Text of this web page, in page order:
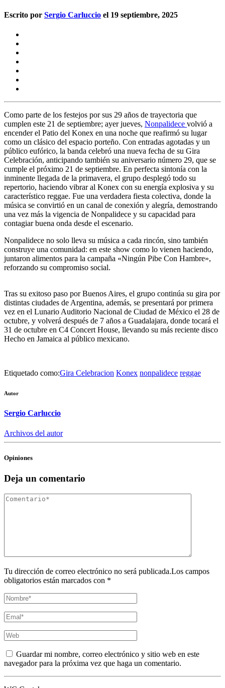
Escrito por Sergio Carluccio el 19 septiembre, 2025
Como parte de los festejos por sus 29 años de trayectoria que
cumplen este 21 de septiembre; ayer jueves, Nonpalidece volvió a
encender el Patio del Konex en una noche que reafirmó su lugar
como un clásico del espacio porteño. Con entradas agotadas y un
público eufórico, la banda celebró una nueva fecha de su Gira
Celebración, anticipando también su aniversario número 29, que se
cumple el próximo 21 de septiembre. En perfecta sintonía con la
inminente llegada de la primavera, el grupo desplegó todo su
repertorio, haciendo vibrar al Konex con su energía explosiva y su
característico reggae. Fue una verdadera fiesta colectiva, donde la
música se convirtió en un canal de conexión y alegría, demostrando
una vez más la vigencia de Nonpalidece y su capacidad para
contagiar buena onda desde el escenario.
Nonpalidece no solo lleva su música a cada rincón, sino también
construye una comunidad: en este show como lo vienen haciendo,
juntaron alimentos para la campaña «Ningún Pibe Con Hambre»,
reforzando su compromiso social.
Tras su exitoso paso por Buenos Aires, el grupo continúa su gira por
distintas ciudades de Argentina, además, se presentará porprimera
vez en el Lunario Auditorio Nacional de Ciudad de México el 28 de
octubre, y volverá después de 7 años a Guadalajara, donde tocará el
31 de octubre en C4 Concert House, llevando su más reciente disco
Hecho en Jamaica al público mexicano.
Etiquetado como:Gira Celebracion Konex nonpalidece reggae
Autor
Sergio Carluccio
Archivos del autor
Opiniones
Deja un comentario
Tu dirección de correo electrónico no será publicada.Los campos
obligatorios están marcados con *
Guardar mi nombre, correo electrónico y sitio web en este
navegador para la próxima vez que haga un comentario.